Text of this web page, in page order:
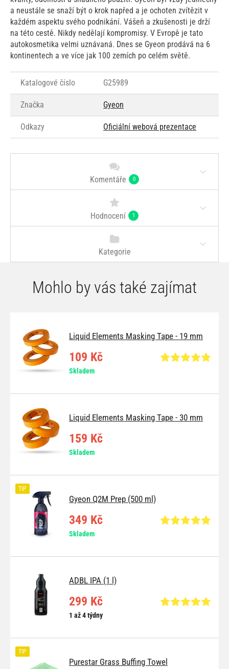
a neustále se snaží být o krok napřed a je ochoten zvítězit v
každém aspektu svého podnikání. Vášeň a zkušenosti je drží
na této cestě. Nikdy nedělají kompromisy. V Evropě je tato
autokosmetika velmi uznávaná. Dnes se Gyeon prodává na 6
kontinentech a ve více jak 100 zemích po celém světě.
Katalogové číslo G25989
Značka Gyeon
Odkazy Oficiální webová prezentace
Komentáře 0
Hodnocení 1
Kategorie
Mohlo by vás také zajímat
Liquid Elements Masking Tape - 19 mm
109 Kč
Skladem
Liquid Elements Masking Tape - 30 mm
159 Kč
Skladem
Gyeon Q2M Prep (500 ml)
TIP
349 Kč
Skladem
ADBL IPA (1 l)
299 Kč
1 až 4 týdny
Purestar Grass Buffing Towel
TIP